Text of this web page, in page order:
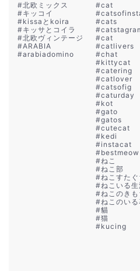
#北欧ミックス
#キッコイ
#kissaとkoira
#キッサとコイラ
#北欧ヴィンテージ
#ARABIA
#arabiadomino
#cat
#
#cats
#
#cat
#catlivers
#chat
#kittycat
#catering
#catlover
#catsofig
#caturday
#kot
#gato
#gatos
#cutecat
#kedi
#instacat
#bestmeow
#ねこ
#ねこ部
#ねこすた
#ねこいる生
#ねこのきも
#ねこのいる
#貓
#猫
#kucing